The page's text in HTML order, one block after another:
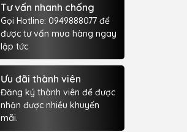
Tư vấn nhanh chống
Gọi Hotline: 0949888077 để
được tư vấn mua hàng ngay
lập tức
Ưu đãi thành viên
Đăng ký thành viên để được
nhận được nhiều khuyến
mãi.